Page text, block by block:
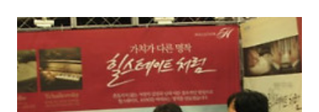
전문의초빙★광 국립중앙의료원 2011년도 전임의(Fello 창원파티마병
원 호스피스 간호사 채용공고 동의의료원 분야별진료과장님을 초빙합니
다. ▶ 메디컬잡바로가기 회사명 모집부문 구분 지역 마감 진천성모병원
전분야 모십니다.(상세요강참조) 무관 충북 02/27 OO병원 소아청소년
과 전문의 초빙 무관 경남 01/26 종로의료부 ★서대문구한방병원/재활
의학과초빙★ 무관 서울 01/26 ..